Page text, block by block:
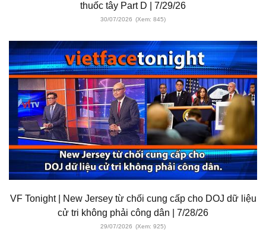
thuốc tây Part D | 7/29/26
30/07/2026 (Xem: 845)
VF Tonight | New Jersey từ chối cung cấp cho DOJ dữ liệu
cử tri không phải công dân | 7/28/26
29/07/2026 (Xem: 925)